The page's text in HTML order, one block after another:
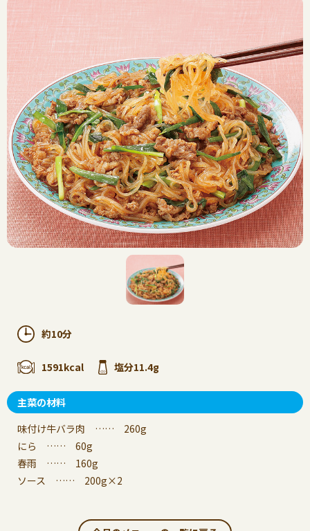
約10分
1591kcal 塩分11.4g
主菜の材料
味付け牛バラ肉 …… 260g
にら …… 60g
春雨 …… 160g
ソース …… 200g×2